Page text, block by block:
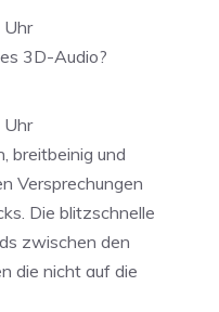
Uhr
3D-Audio?
Uhr
breitbeinig und
Versprechungen
Die blitzschnelle
zwischen den
die nicht auf die